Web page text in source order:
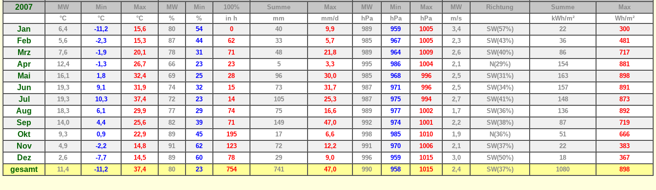
2007
MW Min Max MW Min 100% Summe Max MW Min Max MW Richtung Summe
Max
°C
°C °C % % in h mm mm/d hPa hPa hPa m/s kWh/m² Wh/m²
Jan 6,4 -11,2 15,6 80 54 0 40 9,9 989 959 1005 3,4 SW(57%) 22 300
Feb 5,6 -2,3 15,3 87 44 62 33 5,7 985 967 1005 2,3 SW(43%) 36 481
Mrz 7,6 -1,9 20,1 78 31 71 48 21,8 989 964 1009 2,6 SW(40%) 86 717
Apr 12,4 -1,3 26,7 66 23 23 5 3,3 995 986 1004 2,1 N(29%) 154 881
Mai 16,1 1,8 32,4 69 25 28 96 30,0 985 968 996 2,5 SW(31%) 163 898
Jun 19,3 9,1 31,9 74 32 15 73 31,7 987 971 996 2,5 SW(34%) 157 891
Jul 19,3 10,3 37,4 72 23 14 105 25,3 987 975 994 2,7 SW(41%) 148 873
Aug 18,3 6,1 29,9 77 29 74 75 16,6 989 977 1002 1,7 SW(36%) 136 892
Sep 14,0 4,4 25,6 82 39 71 149 47,0 992 974 1001 2,2 SW(38%) 87 719
Okt 9,3 0,9 22,9 89 45 195 17 6,6 998 985 1010 1,9 N(36%) 51 666
Nov 4,9 -2,2 14,8 91 62 123 72 12,2 991 970 1006 2,1 SW(37%) 22 383
Dez 2,6 -7,7 14,5 89 60 78 29 9,0 996 959 1015 3,0 SW(50%) 18 367
gesamt 11,4 -11,2 37,4 80 23 754 741 47,0 990 958 1015 2,4 SW(37%) 1080 898